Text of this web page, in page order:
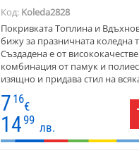
Код: Koleda2828
Покривката Топлина и
бижу за празничната коледна
Създадена е от
комбинация от памук и
изящно и придава стил на
Коледните мотиви – елхи,
и празнични венци – създават
уют и радост. Покривката е
ежедневието през зимните
специалните вечери около
7 16
€
1499
лв.